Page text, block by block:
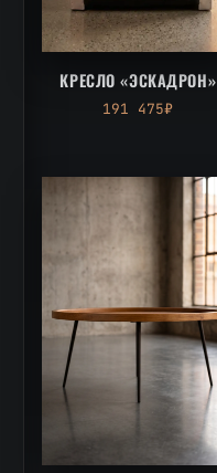
КРЕСЛО «ЭСКАДРОН»
191 475₽